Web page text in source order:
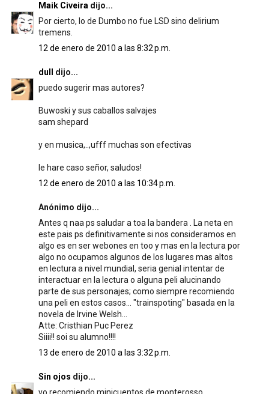
Maik Civeira dijo...
Por cierto, lo de Dumbo no fue LSD sino delirium
tremens.
12 de enero de 2010 a las 8:32 p.m.
dull
dijo...
puedo sugerir mas autores?
Buwoski y sus caballos salvajes
sam shepard
y en musica,..,ufff muchas son efectivas
le hare caso señor, saludos!
12 de enero de 2010 a las 10:34 p.m.
Anónimo dijo...
Antes q naa ps saludar a toa la bandera . La neta en
este pais ps definitivamente si nos consideramos en
algo es en ser webones en too y mas en la lectura por
algo no ocupamos algunos de los lugares mas altos
en lectura a nivel mundial, seria genial intentar de
interactuar en la lectura o alguna peli alucinando
parte de sus personajes; como siempre recomiendo
una peli en estos casos... "trainspoting" basada en la
novela de Irvine Welsh...
Atte: Cristhian Puc Perez
Siiii!! soi su alumno!!!!
13 de enero de 2010 a las 3:32 p.m.
Sin ojos dijo...